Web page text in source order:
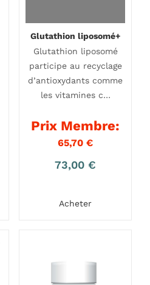
Glutathion liposomé+
Glutathion liposomé
participe au recyclage
d’antioxydants comme
les vitamines c…
Prix Membre:
65,70 €
73,00 €
Acheter